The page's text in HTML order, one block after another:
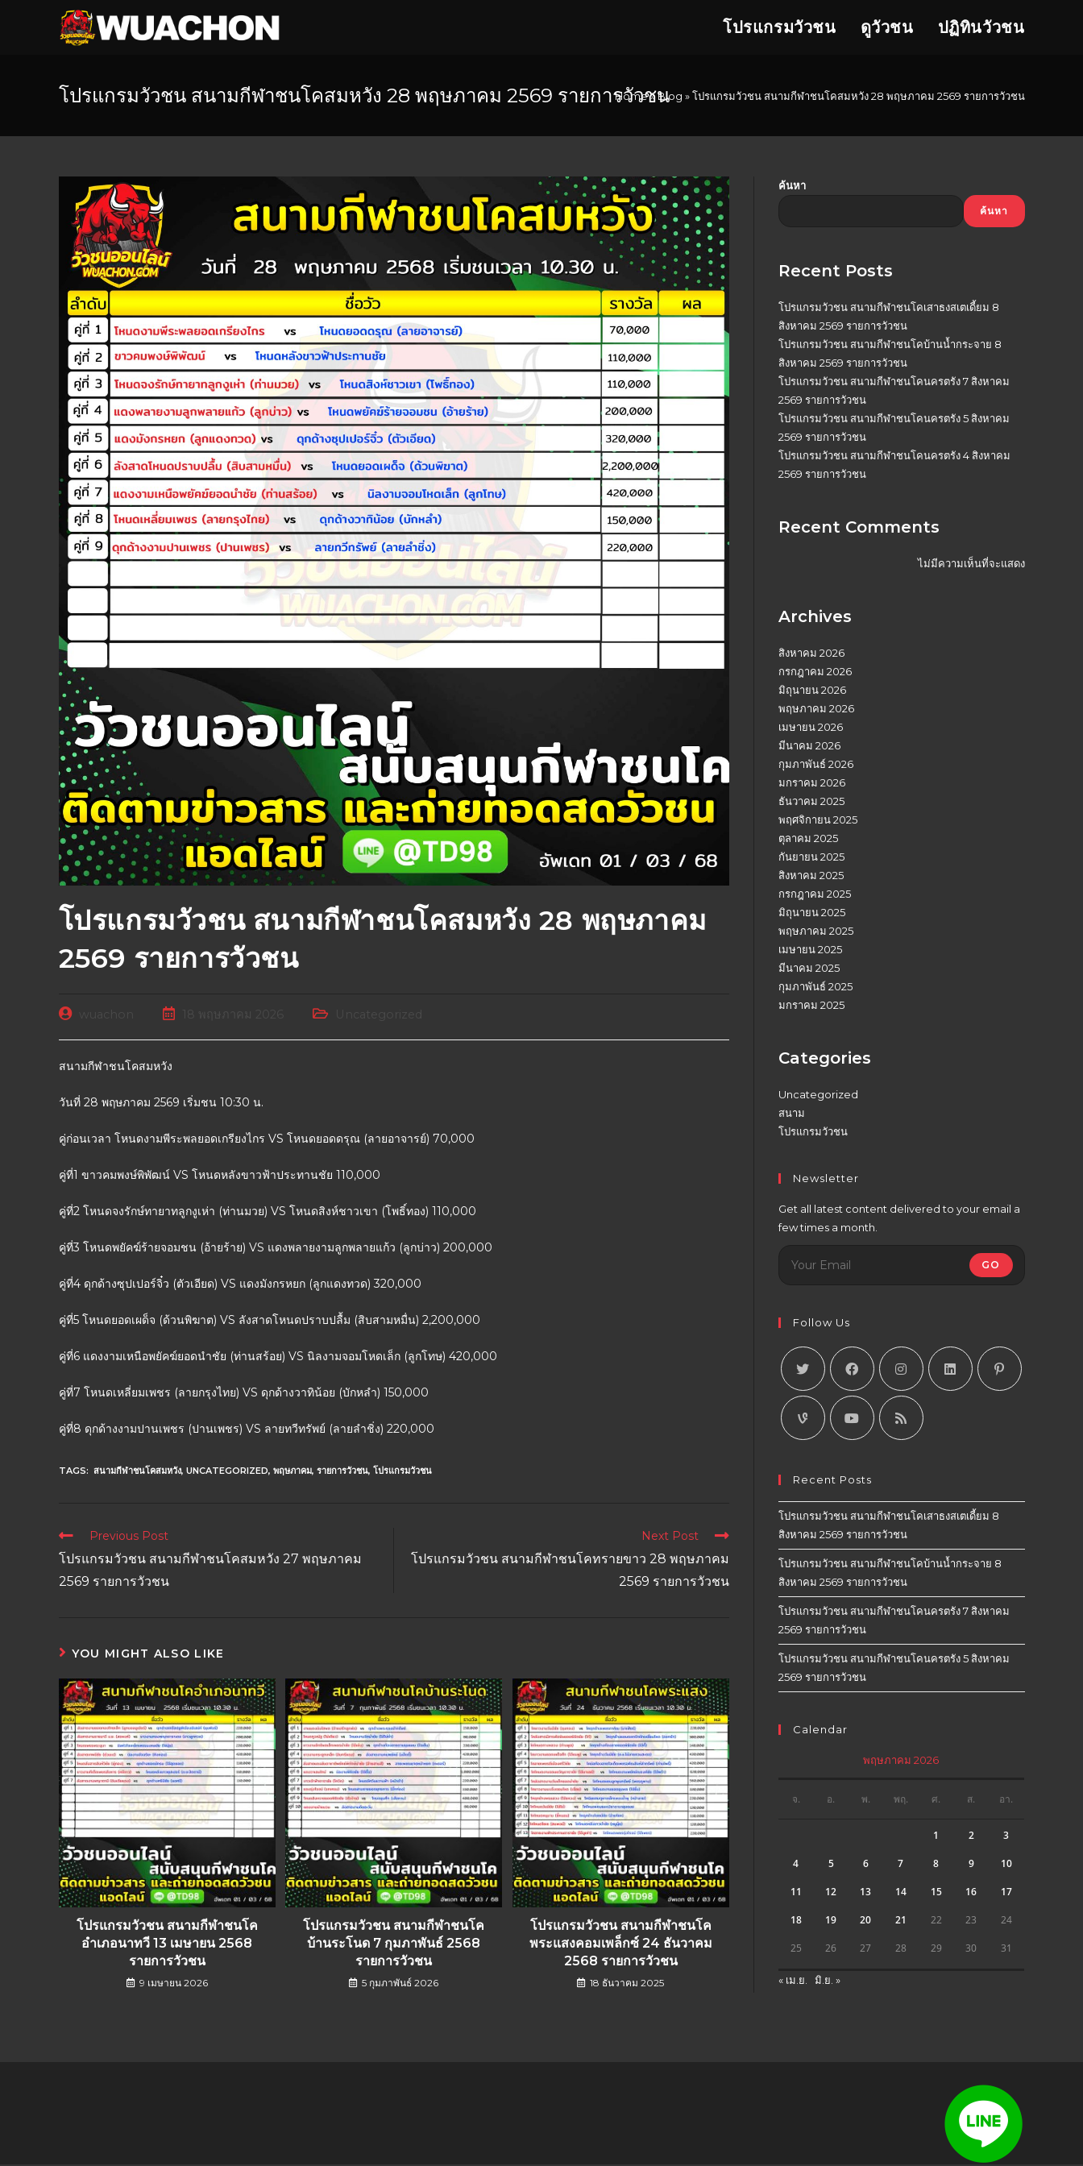
โปรแกรมวัวชน ดูวัวชน ปฏิทินวัวชน
โปรแกรมวัวชน สนามกีฬาชนโคสมหวัง 28 พฤษภาคม 2569 รายการวัวชน
Home»Blog »โปรแกรมวัวชน สนามกีฬาชนโคสมหวัง 28 พฤษภาคม 2569 รายการวัวชน
โปรแกรมวัวชน สนามกีฬาชนโคสมหวัง 28 พฤษภาคม
2569 รายการวัวชน
18 พฤษภาคม 2026 Uncategorized
สนามกีฬาชนโคสมหวัง
วันที่ 28 พฤษภาคม 2569 เริ่มชน 10:30 น.
คู่ก่อนเวลา โหนดงามพีระพลยอดเกรียงไกร VS โหนดยอดดรุณ (ลายอาจารย์) 70,000
คู่ที่1 ขาวคมพงษ์พิพัฒน์ VS โหนดหลังขาวฟ้าประทานชัย 110,000
คู่ที่2 โหนดจงรักษ์ทายาทลูกงูเห่า (ท่านมวย) VS โหนดสิงห์ชาวเขา (โพธิ์ทอง) 110,000
คู่ที่3 โหนดพยัคฆ์ร้ายจอมชน (อ้ายร้าย) VS แดงพลายงามลูกพลายแก้ว (ลูกบ่าว) 200,000
คู่ที่4 ดุกด้างซุปเปอร์จิ๋ว (ตัวเอียด) VS แดงมังกรหยก (ลูกแดงทวด) 320,000
คู่ที่5 โหนดยอดเผด็จ (ด้วนพิฆาต) VS ลังสาดโหนดปราบปลื้ม (สิบสามหมื่น) 2,200,000
คู่ที่6 แดงงามเหนือพยัคฆ์ยอดนำชัย (ท่านสร้อย) VS นิลงามจอมโหดเล็ก (ลูกโทษ) 420,000
คู่ที่7 โหนดเหลี่ยมเพชร (ลายกรุงไทย) VS ดุกด้างวาทิน้อย (บักหลำ) 150,000
คู่ที่8 ดุกด้างงามปานเพชร (ปานเพชร) VS ลายทวีทรัพย์ (ลายลำชิ่ง) 220,000
TAGS: สนามกีฬาชนโคสมหวัง, UNCATEGORIZED, พฤษภาคม, รายการวัวชน, โปรแกรมวัวชน
Previous Post
โปรแกรมวัวชน สนามกีฬาชนโคสมหวัง 27 พฤษภาคม
2569 รายการวัวชน
Next Post
โปรแกรมวัวชน สนามกีฬาชนโคทรายขาว 28 พฤษภาคม
2569 รายการวัวชน
YOU MIGHT ALSO LIKE
โปรแกรมวัวชน สนามกีฬาชนโค
อำเภอนาทวี 13 เมษายน 2568
รายการวัวชน
9 เมษายน 2026
โปรแกรมวัวชน สนามกีฬาชนโค
บ้านระโนด 7 กุมภาพันธ์ 2568
รายการวัวชน
5 กุมภาพันธ์ 2026
โปรแกรมวัวชน สนามกีฬาชนโค
พระแสงคอมเพล็กซ์ 24 ธันวาคม
2568 รายการวัวชน
18 ธันวาคม 2025
ค้นหา
ค้นหา
Recent Posts
โปรแกรมวัวชน สนามกีฬาชนโคเสาธงสเตเดี้ยม 8
สิงหาคม 2569 รายการวัวชน
โปรแกรมวัวชน สนามกีฬาชนโคบ้านน้ำกระจาย 8
สิงหาคม 2569 รายการวัวชน
โปรแกรมวัวชน สนามกีฬาชนโคนครตรัง 7 สิงหาคม
2569 รายการวัวชน
โปรแกรมวัวชน สนามกีฬาชนโคนครตรัง 5 สิงหาคม
2569 รายการวัวชน
โปรแกรมวัวชน สนามกีฬาชนโคนครตรัง 4 สิงหาคม
2569 รายการวัวชน
Recent Comments
ไม่มีความเห็นที่จะแสดง
Archives
สิงหาคม 2026
กรกฎาคม 2026
มิถุนายน 2026
พฤษภาคม 2026
เมษายน 2026
มีนาคม 2026
กุมภาพันธ์ 2026
มกราคม 2026
ธันวาคม 2025
พฤศจิกายน 2025
ตุลาคม 2025
กันยายน 2025
สิงหาคม 2025
กรกฎาคม 2025
มิถุนายน 2025
พฤษภาคม 2025
เมษายน 2025
มีนาคม 2025
กุมภาพันธ์ 2025
มกราคม 2025
Categories
Uncategorized
สนาม
โปรแกรมวัวชน
Newsletter
Get all latest content delivered to your email a
few times a month.
GO
Follow Us
Recent Posts
โปรแกรมวัวชน สนามกีฬาชนโคเสาธงสเตเดี้ยม 8
สิงหาคม 2569 รายการวัวชน
โปรแกรมวัวชน สนามกีฬาชนโคบ้านน้ำกระจาย 8
สิงหาคม 2569 รายการวัวชน
โปรแกรมวัวชน สนามกีฬาชนโคนครตรัง 7 สิงหาคม
2569 รายการวัวชน
โปรแกรมวัวชน สนามกีฬาชนโคนครตรัง 5 สิงหาคม
2569 รายการวัวชน
Calendar
พฤษภาคม 2026
จ. อ. พ. พฤ. ศ. ส. อา.
1 2 3
4 5 6 7 8 9 10
11 12 13 14 15 16 17
18 19 20 21 22 23 24
25 26 27 28 29 30 31
« เม.ย. มิ.ย. »